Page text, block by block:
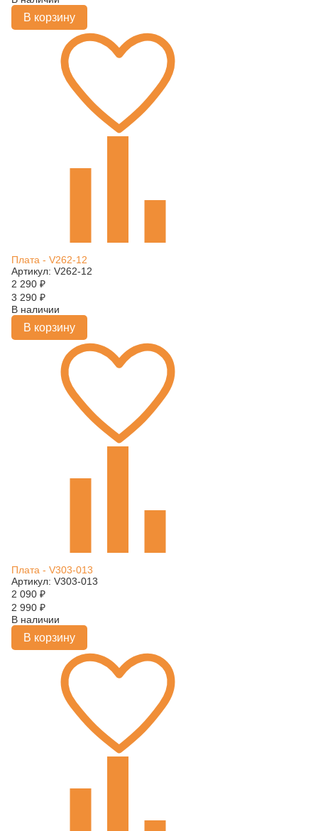
В корзину
Плата - V262-12
Артикул: V262-12
2 290 ₽
3 290 ₽
В наличии
В корзину
Плата - V303-013
Артикул: V303-013
2 090 ₽
2 990 ₽
В наличии
В корзину